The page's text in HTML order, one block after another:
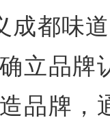
成都味
立品牌
品牌，